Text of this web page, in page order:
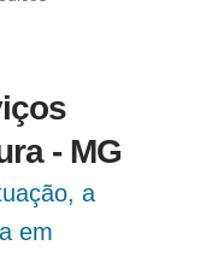
- MG
a
em